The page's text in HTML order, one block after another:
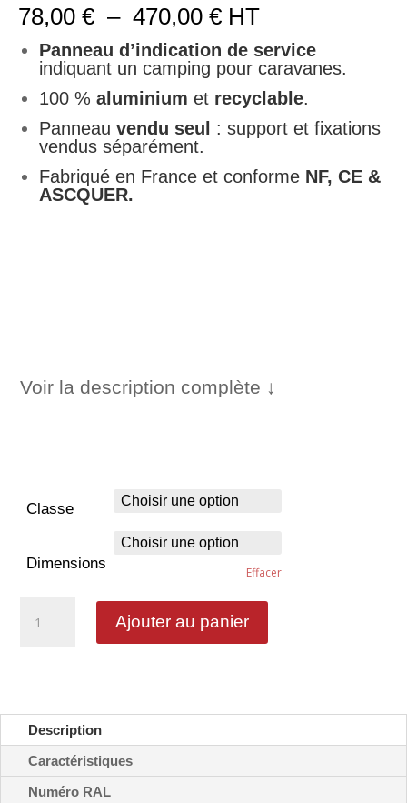
78,00€ – 470,00€Plage
de
prix :
78,00 €
à
470,00 €
HT
Panneau d’indication de service
indiquant un camping pour caravanes.
100 %aluminiumet recyclable.
Panneau vendu seul
: support et fixations
vendus séparément.
Fabriqué en France et conforme NF, CE &
ASCQUER.
Voir la description complète ↓
Classe
Dimensions
Effacer
de
CE4b
Ajouter au panier
Description
Caractéristiques
Numéro RAL